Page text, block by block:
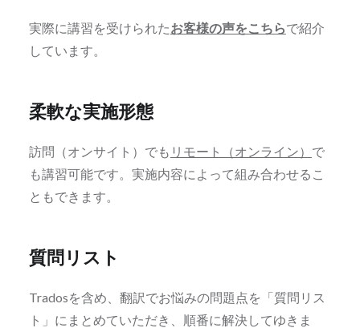
実際に講習を受けられた お客様の声をこちらで紹介
しています。
柔軟な実施形態
訪問（オンサイト）でも リモート（オンライン） で
も講習可能です。実施内容によって組み合わせるこ
ともできます。
質問リスト
Tradosを含め、翻訳でお悩みの問題点を「質問リス
ト」にまとめていただき、順番に解決してゆきま